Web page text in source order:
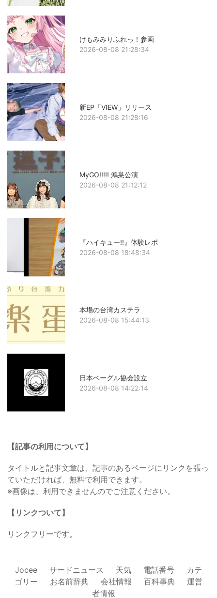
けもみみりふれっ！参画
2026-08-08 21:28:34
新EP「VIEW」リリース
2026-08-08 21:28:16
MyGO!!!!! 鴻巣公演
2026-08-08 21:12:12
『ハイキュー!!』体験レポ
2026-08-08 18:48:34
本場の台湾カステラ
2026-08-08 15:44:13
日本ベーグル協会設立
2026-08-08 14:22:14
【記事の利用について】
タイトルと記事文章は、記事のあるページにリンクを張っ
ていただければ、無料で利用できます。
※画像は、利用できませんのでご注意ください。
【リンクついて】
リンクフリーです。
Jocee サードニュース 天気 電話番号
カテ
ゴリー
お名前辞典 会社情報 百科事典
運営
者情報